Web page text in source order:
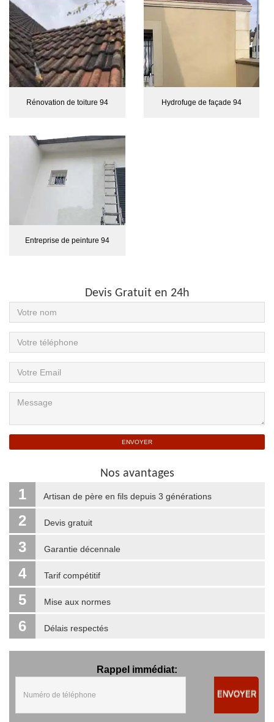
Rénovation de toiture 94 Hydrofuge de façade 94
Entreprise de peinture 94
Devis Gratuit en 24h
Nos avantages
1 Artisan de père en fils depuis 3 générations
2 Devis gratuit
3 Garantie décennale
4 Tarif compétitif
5 Mise aux normes
6 Délais respectés
Rappel immédiat:
ENVOYER